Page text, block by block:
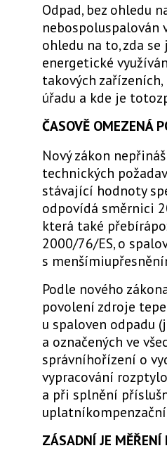
Odpad, bez ohledu
nebospoluspalován
ohledu na to, zda
energetické
takových
úřadu a kde je
ČASOVĚ OMEZENÁ
Nový zákon
technických
stávající hodnoty
odpovídá směrnici
která také
2000/76/ES, o
s
Podle nového
povolení zdroje
u spaloven odpadu
a označených ve
správníhořízení o
vypracování
a při splnění
ZÁSADNÍ JE MĚŘENÍ